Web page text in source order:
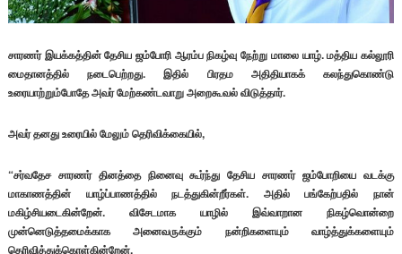
சாரணர் இயக்கத்தின் தேசிய ஜம்போரி ஆரம்ப நிகழ்வு நேற்று மாலை யாழ். மத்திய கல்லூரி
மைதானத்தில் நடைபெற்றது. இதில் பிரதம அதிதியாகக் கலந்துகொண்டு
உரையாற்றும்போதே அவர் மேற்கண்டவாறு அறைகூவல் விடுத்தார்.
அவர் தனது உரையில் மேலும் தெரிவிக்கையில்,
“சர்வதேச சாரணர் தினத்தை நினைவு கூர்ந்து தேசிய சாரணர் ஜம்போறியை வடக்கு
மாகாணத்தின் யாழ்ப்பாணத்தில் நடத்துகின்றீர்கள். அதில் பங்கேற்பதில் நான்
மகிழ்சியடைகின்றேன். விசேடமாக யாழில் இவ்வாறான நிகழ்வொன்றை
முன்னெடுத்தமைக்காக அனைவருக்கும் நன்றிகளையும் வாழ்த்துக்களையும்
தெரிவித்துக்கொள்கின்றேன்.